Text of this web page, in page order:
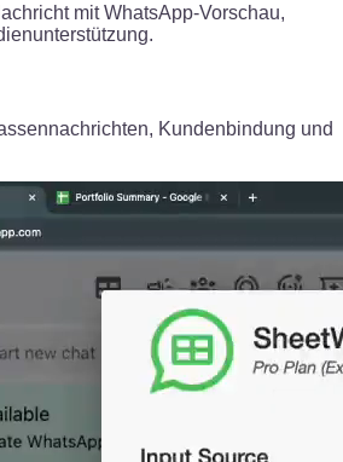
mit WhatsApp-Vorschau,
Kundenbindung und